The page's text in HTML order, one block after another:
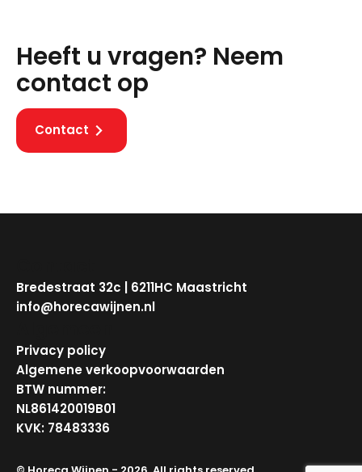
Heeft u vragen? Neem
contact op
Contact
Bredestraat 32c | 6211HC Maastricht
info@horecawijnen.nl
Privacy policy
Algemene verkoopvoorwaarden
BTW nummer:
NL861420019B01
KVK: 78483336